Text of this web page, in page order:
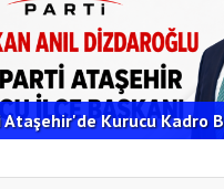
Ataşehir'de Kurucu Kadro